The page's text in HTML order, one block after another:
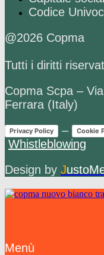
Codice
@2026 Copma
Tutti i diritti
Copma Scpa –
Ferrara (Italy)
Privacy Policy – Cookie
Whistleblowing
Design by J
Menù